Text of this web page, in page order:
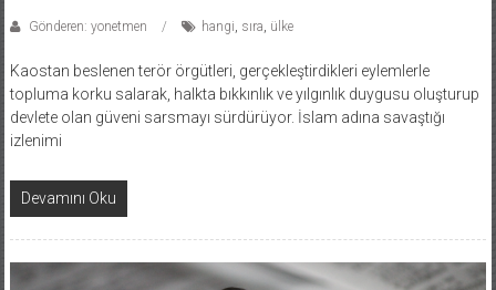
Gönderen: yonetmen hangi, sıra, ülke
Kaostan beslenen terör örgütleri, gerçekleştirdikleri eylemlerle
topluma korku salarak, halkta bıkkınlık ve yılgınlık duygusu oluşturup
devlete olan güveni sarsmayı sürdürüyor. İslam adına savaştığı
izlenimi
Devamını Oku